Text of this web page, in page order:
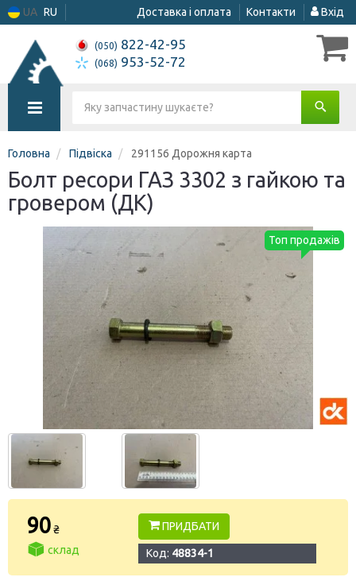
UA RU Доставка і оплата Контакти Вхід
(050) 822-42-95
(068) 953-52-72
Головна Підвіска 291156 Дорожня карта
Болт ресори ГАЗ 3302 з гайкою та
гровером (ДК)
Топ продажів
90₴
склад
ПРИДБАТИ
Код: 48834-1